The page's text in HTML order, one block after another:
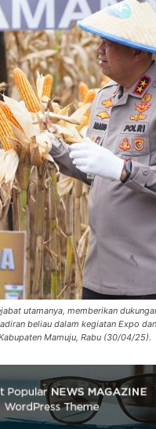
utamanya, memberikan
beliau dalam kegiatan Expo
Mamuju, Rabu (30/04/25).